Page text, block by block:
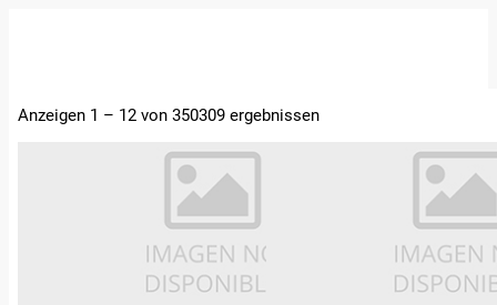
STARTSEITE
FAHRZEUGE
ÜBER UNS
ABTRETUNGEN
BEWERTUNGEN
KONTAKT
Anzeigen 1 – 12 von 350309 ergebnissen